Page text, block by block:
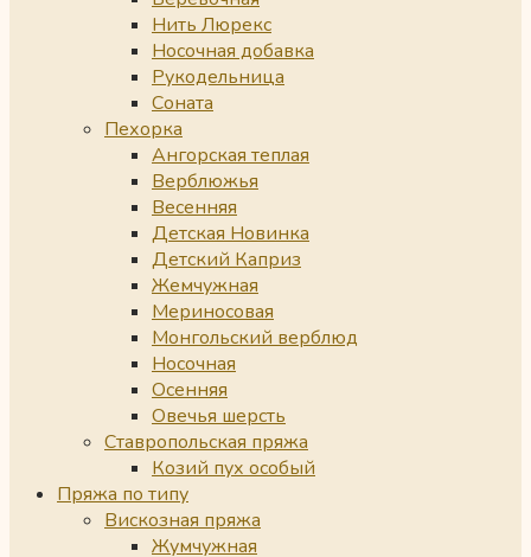
Нить Люрекс
Носочная добавка
Рукодельница
Соната
Пехорка
Ангорская теплая
Верблюжья
Весенняя
Детская Новинка
Детский Каприз
Жемчужная
Мериносовая
Монгольский верблюд
Носочная
Осенняя
Овечья шерсть
Ставропольская пряжа
Козий пух особый
Пряжа по типу
Вискозная пряжа
Жумчужная